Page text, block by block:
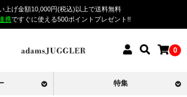
上げ金額10,000円(税込)以上で送料無料
携ですぐに使える500ポイントプレゼント!!
0
特集